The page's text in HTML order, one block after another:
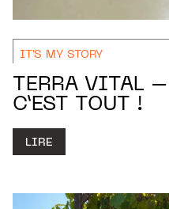
IT'S MY STORY
TERRA VITAL –
C’EST TOUT !
LIRE